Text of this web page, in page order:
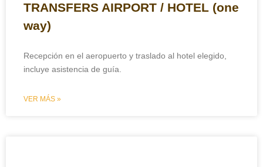
TRANSFERS AIRPORT / HOTEL (one
way)
Recepción en el aeropuerto y traslado al hotel elegido,
incluye asistencia de guía.
VER MÁS »